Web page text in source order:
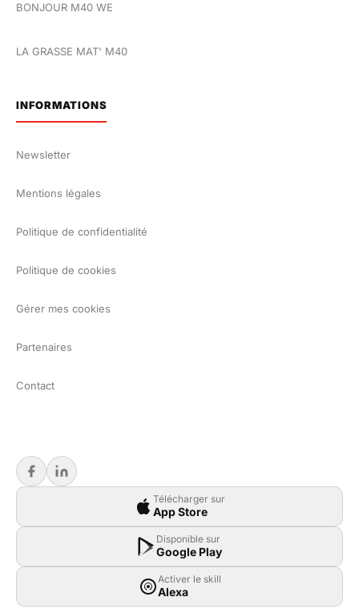
BONJOUR M40 WE
LA GRASSE MAT' M40
INFORMATIONS
Newsletter
Mentions légales
Politique de confidentialité
Politique de cookies
Gérer mes cookies
Partenaires
Contact
Télécharger sur
App Store
Disponible sur
Google Play
Activer le skill
Alexa